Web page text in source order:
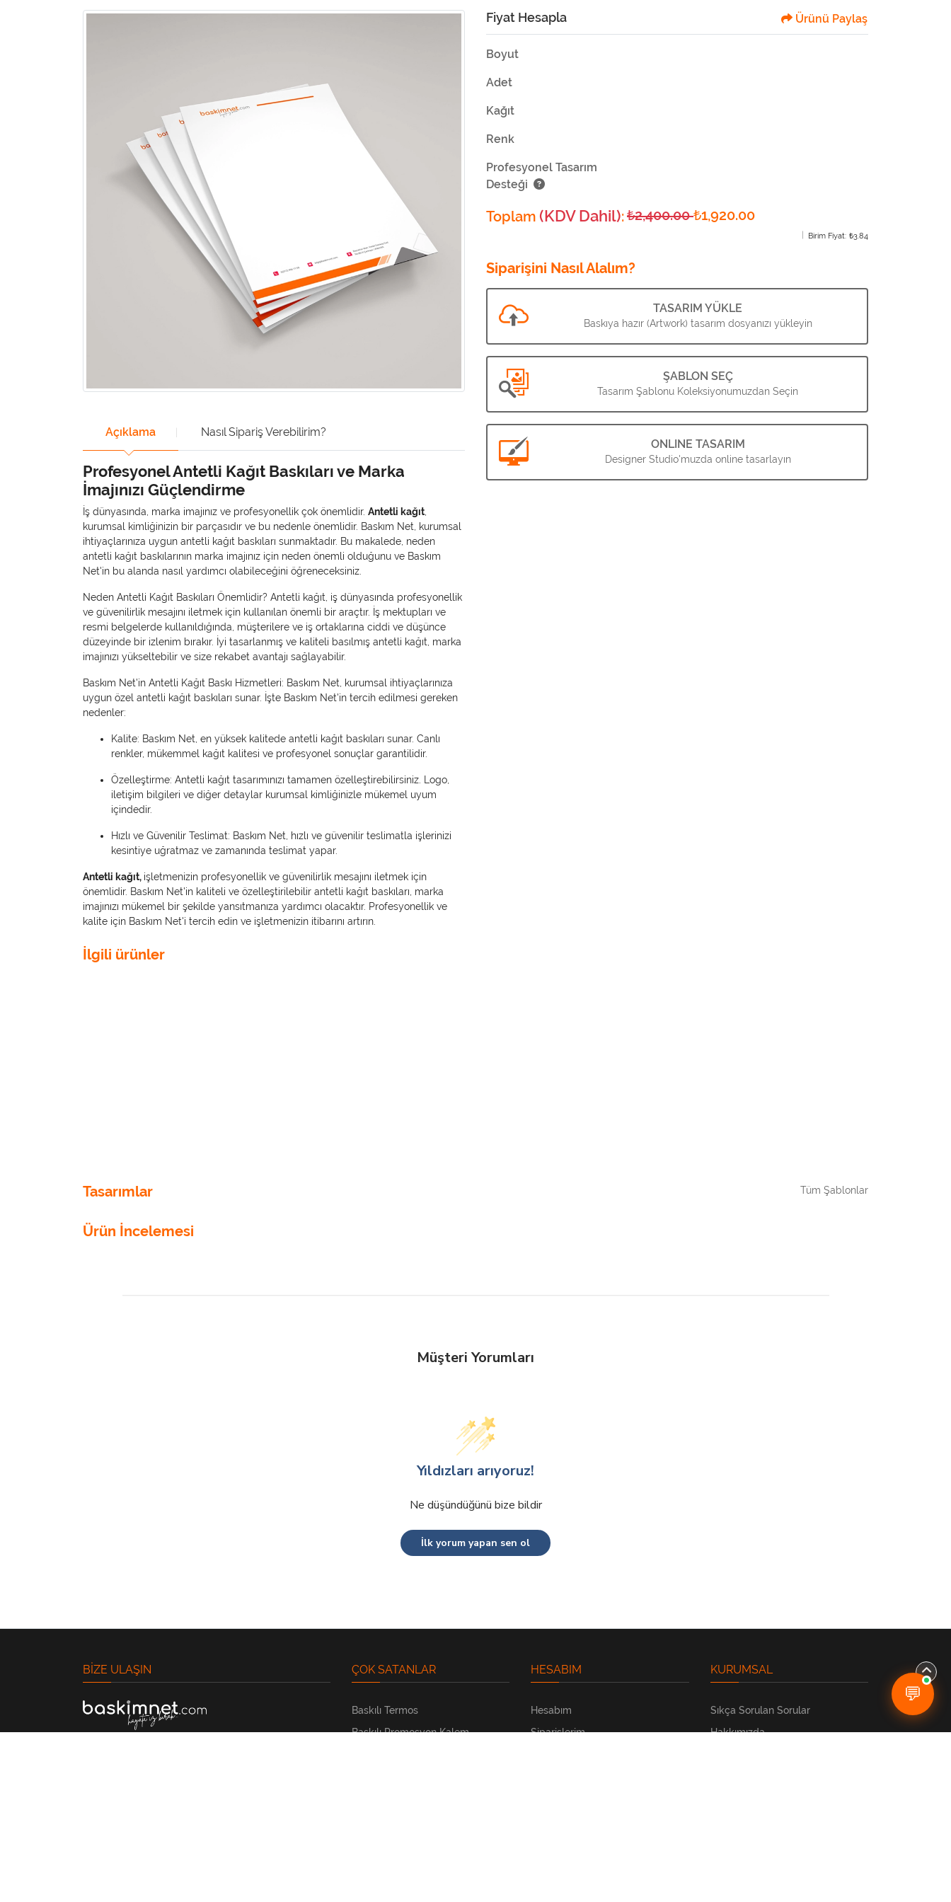
Açıklama Nasıl Sipariş Verebilirim?
Profesyonel Antetli Kağıt Baskıları ve Marka
İmajınızı Güçlendirme
İş dünyasında, marka imajınız ve profesyonellik çok önemlidir. Antetli kağıt
kurumsal kimliğinizin bir parçasıdır ve bu nedenle önemlidir. Baskım Net, kurumsal
ihtiyaçlarınıza uygun antetli kağıt baskıları sunmaktadır. Bu makalede, neden
antetli kağıt baskılarının marka imajınız için neden önemli olduğunu ve Baskım
Net'in bu alanda nasıl yardımcı olabileceğini öğreneceksiniz.
Neden Antetli Kağıt Baskıları Önemlidir? Antetli kağıt, iş dünyasında profesyonellik
ve güvenilirlik mesajını iletmek için kullanılan önemli bir araçtır. İş mektupları ve
resmi belgelerde kullanıldığında, müşterilere ve iş ortaklarına ciddi ve düşünce
düzeyinde bir izlenim bırakır. İyi tasarlanmış ve kaliteli basılmış antetli kağıt, marka
imajınızı yükseltebilir ve size rekabet avantajı sağlayabilir.
Baskım Net'in Antetli Kağıt Baskı Hizmetleri: Baskım Net, kurumsal ihtiyaçlarınıza
uygun özel antetli kağıt baskıları sunar. İşte Baskım Net'in tercih edilmesi gereken
nedenler:
Kalite: Baskım Net, en yüksek kalitede antetli kağıt baskıları sunar. Canlı
renkler, mükemmel kağıt kalitesi ve profesyonel sonuçlar garantilidir.
Özelleştirme: Antetli kağıt tasarımınızı tamamen özelleştirebilirsiniz. Logo,
iletişim bilgileri ve diğer detaylar kurumsal kimliğinizle mükemel uyum
içindedir.
Hızlı ve Güvenilir Teslimat: Baskım Net, hızlı ve güvenilir teslimatla işlerinizi
kesintiye uğratmaz ve zamanında teslimat yapar.
Antetli kağıt, işletmenizin profesyonellik ve güvenilirlik mesajını iletmek için
önemlidir. Baskım Net'in kaliteli ve özelleştirilebilir antetli kağıt baskıları, marka
imajınızı mükemel bir şekilde yansıtmanıza yardımcı olacaktır. Profesyonellik ve
kalite için Baskım Net'i tercih edin ve işletmenizin itibarını artırın.
Fiyat Hesapla Ürünü Paylaş
Boyut
Adet
Kağıt
Renk
Profesyonel Tasarım
Desteği
Toplam (KDV Dahil):₺2,400.00₺1,920.00
Birim Fiyat: ₺3.84
Siparişini Nasıl Alalım?
TASARIM YÜKLE
Baskıya hazır (Artwork) tasarım dosyanızı yükleyin
ŞABLON SEÇ
Tasarım Şablonu Koleksiyonumuzdan Seçin
ONLINE TASARIM
Designer Studio'muzda online tasarlayın
İlgili ürünler
Tüm Şablonlar
Tasarımlar
Ürün İncelemesi
Müşteri Yorumları
Yıldızları arıyoruz!
Ne düşündüğünü bize bildir
İlk yorum yapan sen ol
BIZE ULAŞIN ÇOK SATANLAR
Baskılı Termos
Baskılı Promosyon Kalem
HESABIM
Hesabım
Siparişlerim
KURUMSAL
Sıkça Sorulan Sorular
Hakkımızda
💬